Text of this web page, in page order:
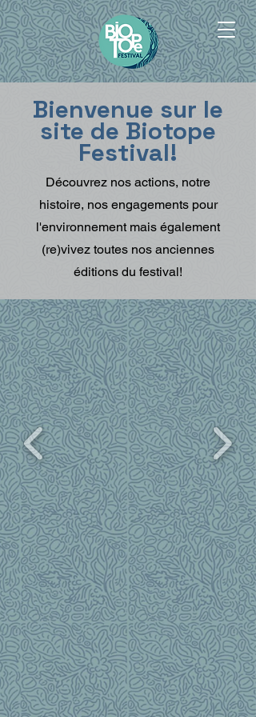
Bienvenue sur le
site de Biotope
Festival!
Découvrez nos actions, notre
histoire, nos engagements pour
l'environnement mais également
(re)vivez toutes nos anciennes
éditions du festival!